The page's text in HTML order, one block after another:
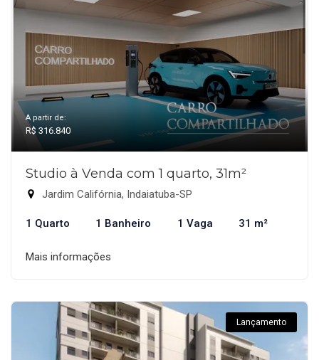
A partir de:
R$ 316.840
Studio à Venda com 1 quarto, 31m²
Jardim Califórnia, Indaiatuba-SP
1 Quarto 1 Banheiro 1 Vaga 31 m²
Mais informações
Lançamento